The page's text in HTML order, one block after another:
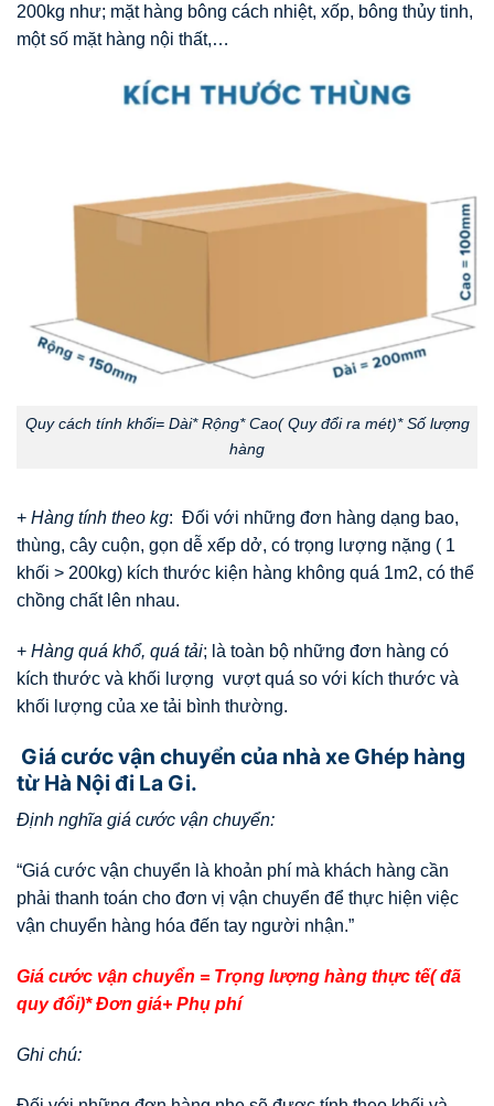
200kg như; mặt hàng bông cách nhiệt, xốp, bông thủy tinh,
một số mặt hàng nội thất,…
Quy cách tính khối= Dài* Rộng* Cao( Quy đổi ra mét)* Số lượng
hàng
+ Hàng tính theo kg: Đối với những đơn hàng dạng bao,
thùng, cây cuộn, gọn dễ xếp dở, có trọng lượng nặng ( 1
khối > 200kg) kích thước kiện hàng không quá 1m2, có thể
chồng chất lên nhau.
+ Hàng quá khổ, quá tải; là toàn bộ những đơn hàng có
kích thước và khối lượng vượt quá so với kích thước và
khối lượng của xe tải bình thường.
Giá cước vận chuyển của nhà xe Ghép hàng
từ Hà Nội đi La Gi.
Định nghĩa giá cước vận chuyển:
“Giá cước vận chuyển là khoản phí mà khách hàng cần
phải thanh toán cho đơn vị vận chuyển để thực hiện việc
vận chuyển hàng hóa đến tay người nhận.”
Giá cước vận chuyển = Trọng lượng hàng thực tế( đã
quy đổi)* Đơn giá+ Phụ phí
Ghi chú: